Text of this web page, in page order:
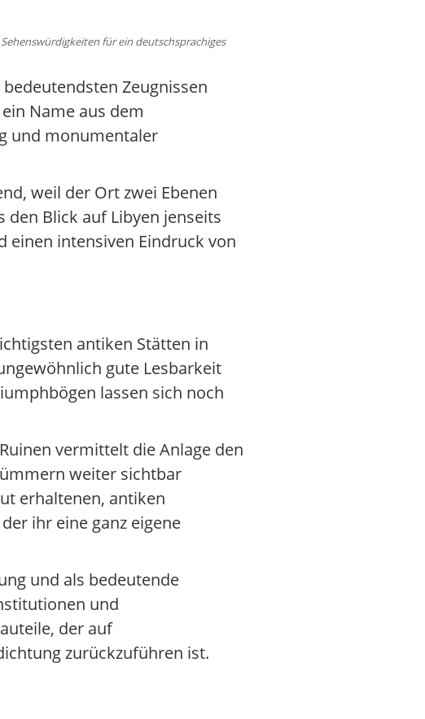
für ein deutschsprachiges
Zeugnissen
Name aus dem
und monumentaler
weil der Ort zwei Ebenen
den Blick auf Libyen jenseits
einen intensiven Eindruck von
antiken Stätten in
gute Lesbarkeit
lassen sich noch
vermittelt die Anlage den
weiter sichtbar
erhaltenen, antiken
ihr eine ganz eigene
und als bedeutende
und
der auf
zurückzuführen ist.